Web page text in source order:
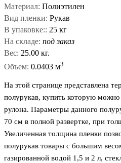
Материал: Полиэтилен
Вид пленки: Рукав
В упаковке:: 25 кг
На складе: под заказ
Вес: 25.00 кг.
Объем: 0.0403 м3
На этой странице представлена
полурукав, купить которую можно
рулона. Параметры данного
70 см в полной развертке, при
Увеличенная толщина пленки
полурукав товары с большим
газированной водой 1,5 и 2 л,